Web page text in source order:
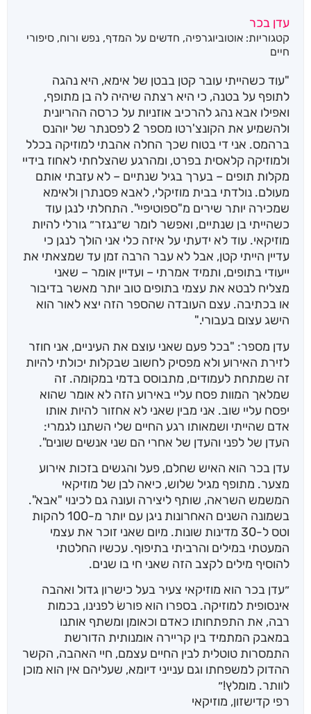
מבוסס על
דירוגים של
לקוחות
עדן בכר
קטגוריות: אוטוביוגרפיה, חדשים על המדף, נפש ורוח, סיפורי
חיים
"עוד כשהייתי עובר קטן בבטן של אימא, היא נהגה
לתופף על בטנה, כי היא רצתה שיהיה לה בן מתופף,
ואפילו אבא נהג להרכיב אוזניות על כרסה ההריונית
ולהשמיע את הקונצ'רטו מספר 2 לפסנתר של יוהנס
ברהמס. אני די בטוח שכך החלה אהבתי למוזיקה בכלל
ולמוזיקה קלאסית בפרט, ומהרגע שהצלחתי לאחוז בידיי
מקלות תופים – בערך בגיל שנתיים – לא עזבתי אותם
מעולם. נולדתי בבית מוזיקלי, לאבא פסנתרן ולאימא
שמכירה יותר שירים מ"ספוטיפיי". התחלתי לנגן עוד
כשהייתי בן שנתיים, ואפשר לומר ש״נגזר״ גורלי להיות
מוזיקאי. עוד לא ידעתי על איזה כלי אני הולך לנגן כי
עדיין הייתי קטן, אבל לא עבר הרבה זמן עד שמצאתי את
ייעודי בתופים, ותמיד אמרתי – ועדיין אומר – שאני
מצליח לבטא את עצמי בתופים טוב יותר מאשר בדיבור
או בכתיבה. עצם העובדה שהספר הזה יצא לאור הוא
הישג עצום בעבורי."
עדן מספר: "בכל פעם שאני עוצם את העיניים, אני חוזר
לזירת האירוע ולא מפסיק לחשוב שבקלות יכולתי להיות
זה שמתחת לעמודים, מתבוסס בדמי במקומה. זה
שמלאך המוות פסח עליי באירוע הזה לא אומר שהוא
יפסח עליי שוב. אני מבין שאני לא אחזור להיות אותו
אדם שהייתי ושמאותו רגע החיים שלי השתנו לגמרי:
העדן של לפני והעדן של אחרי הם שני אנשים שונים".
עדן בכר הוא האיש שחלם, פעל והגשים בזכות אירוע
מצער. מתופף מגיל שלוש, כיאה לבן של מוזיקאי
המשמש השראה, שותף ליצירה ועונה גם לכינוי "אבא".
בשמונה השנים האחרונות ניגן עם יותר מ-100 להקות
וטס ל-30 מדינות שונות. מיום שאני זוכר את עצמי
המעטתי במילים והרביתי בתיפוף. עכשיו החלטתי
להוסיף מילים לקצב הזה שאני חי בו שנים.
״עדן בכר הוא מוזיקאי צעיר בעל כישרון גדול ואהבה
אינסופית למוזיקה. בספרו הוא פורשׂ לפנינו, בכמות
רבה, את התפתחותו כאדם וכאומן ומשתף אותנו
במאבק המתמיד בין קריירה אומנותית הדורשת
התמסרות טוטלית לבין החיים עצמם, חיי האהבה, הקשר
ההדוק למשפחתו וגם ענייני דיומא, שעליהם אין הוא מוכן
לוותר. מומלץ!״
רפי קדישזון, מוזיקאי